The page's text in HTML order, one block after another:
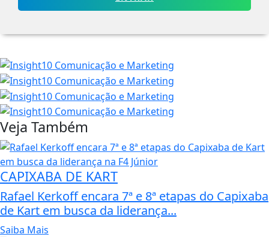
Veja Também
CAPIXABA DE KART
Rafael Kerkoff encara 7ª e 8ª etapas do Capixaba
de Kart em busca da liderança...
Saiba Mais